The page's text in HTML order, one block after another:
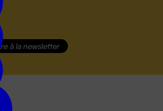
à la newsletter